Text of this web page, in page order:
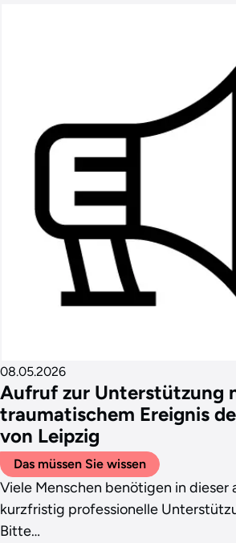
Aufruf zur Unterstützung
traumatischem Ereignis
von Leipzig
08.05.2026
Das müssen Sie wissen
Viele Menschen benötigen in dieser
kurzfristig professionelle
Bitte…